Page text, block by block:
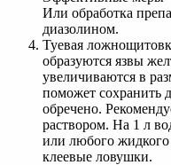
Или обработка
диазолином.
Туевая
образуются язвы
увеличиваются в
поможет сохранить
обречено.
раствором. На 1 л
или любого
клеевые ловушки.